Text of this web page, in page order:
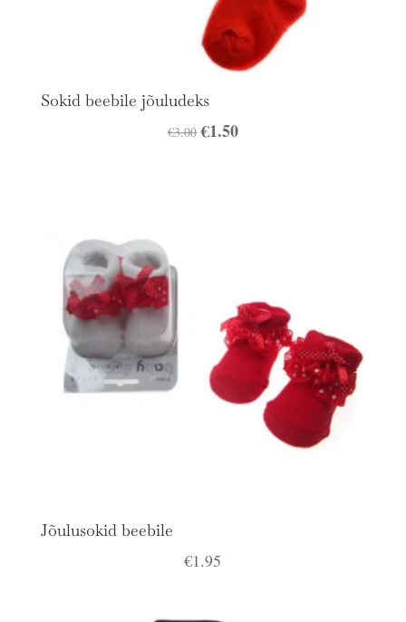
Sokid beebile jõuludeks
€3.00 Algne
€1.50Praegune
Jõulusokid beebile
€1.95